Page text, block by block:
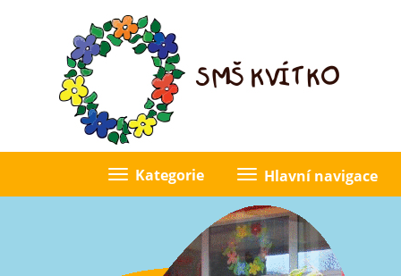
Hlavní navigace
Kategorie